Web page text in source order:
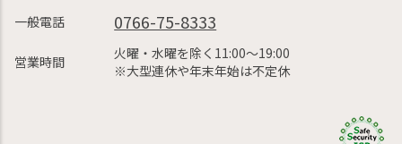
一般電話
0766-75-8333
営業時間
火曜・水曜を除く11:00〜19:00
※大型連休や年末年始は不定休